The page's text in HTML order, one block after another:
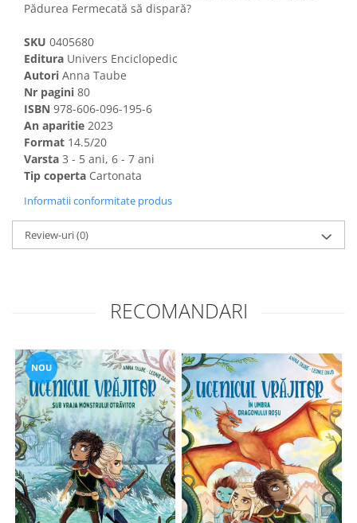
Pădurea Fermecată să dispară?
SKU 0405680
Editura Univers Enciclopedic
Autori Anna Taube
Nr pagini 80
ISBN 978-606-096-195-6
An aparitie 2023
Format 14.5/20
Varsta 3 - 5 ani, 6 - 7 ani
Tip coperta Cartonata
Informatii conformitate produs
Review-uri(0)
RECOMANDARI
NOU